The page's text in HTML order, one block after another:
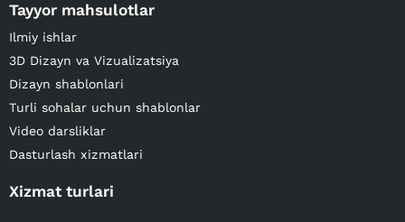
Tayyor mahsulotlar
Ilmiy ishlar
3D Dizayn va Vizualizatsiya
Dizayn shablonlari
Turli sohalar uchun shablonlar
Video darsliklar
Dasturlash xizmatlari
Xizmat turlari